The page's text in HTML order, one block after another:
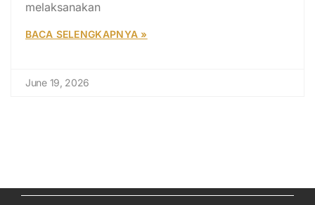
melaksanakan
BACA SELENGKAPNYA »
June 19, 2026